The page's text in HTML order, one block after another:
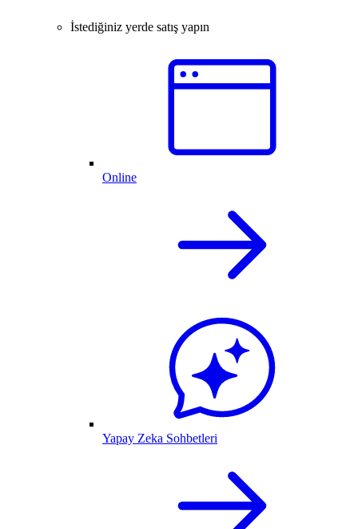
İstediğiniz yerde satış yapın
Online
Yapay Zeka Sohbetleri